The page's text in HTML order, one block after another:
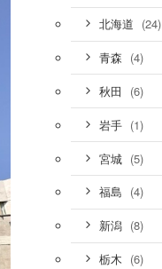
北海道 (24)
青森 (4)
秋田 (6)
岩手 (1)
宮城 (5)
福島 (4)
新潟 (8)
栃木 (6)